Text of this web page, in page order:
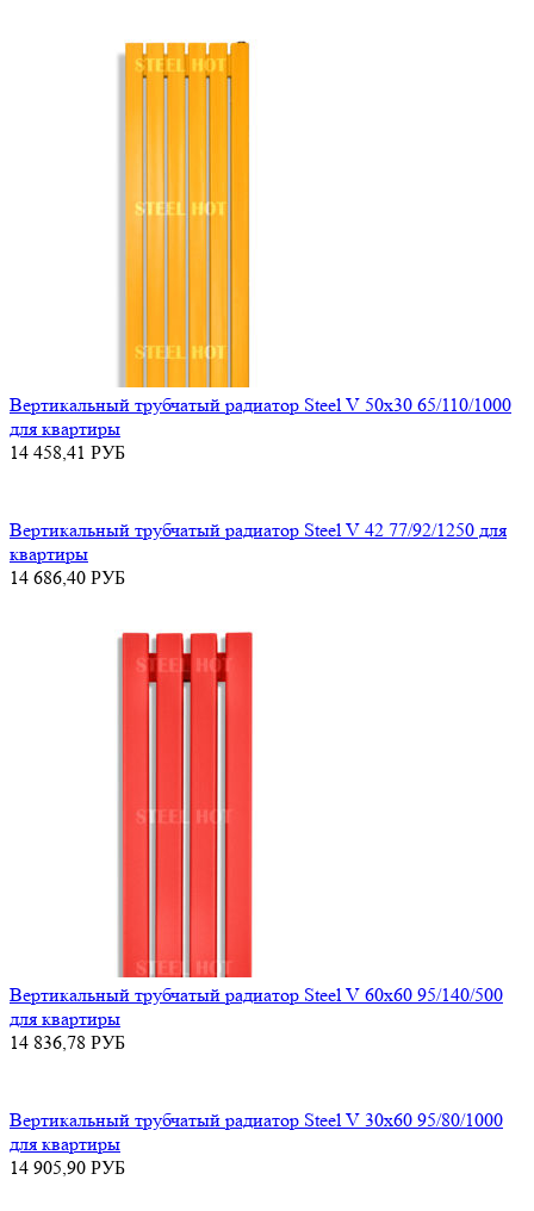
Вертикальный трубчатый радиатор Steel V 50х30 65/110/1000
для квартиры
14 458,41 РУБ
Вертикальный трубчатый радиатор Steel V 42 77/92/1250 для
квартиры
14 686,40 РУБ
Вертикальный трубчатый радиатор Steel V 60х60 95/140/500
для квартиры
14 836,78 РУБ
Вертикальный трубчатый радиатор Steel V 30х60 95/80/1000
для квартиры
14 905,90 РУБ